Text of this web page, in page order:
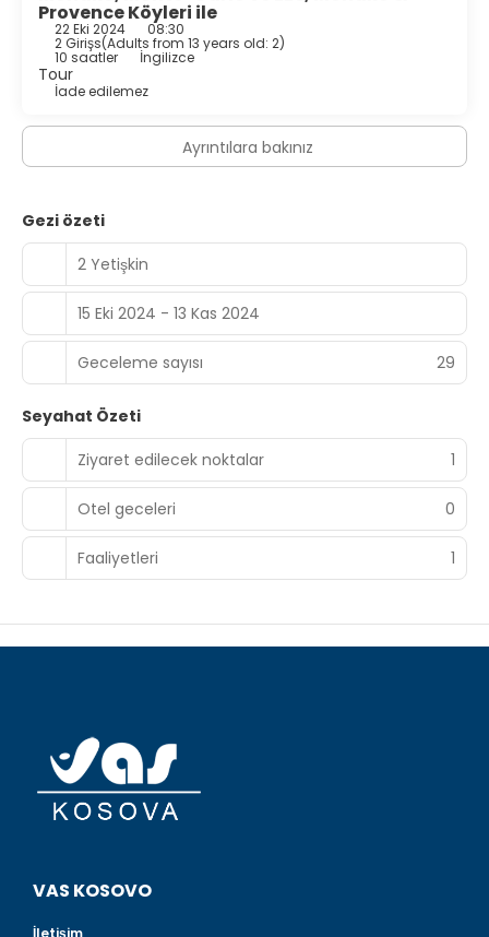
Provence Köyleri ile
22 Eki 2024 08:30
2 Girişs(Adults from 13 years old: 2)
10 saatler İngilizce
Tour
İade edilemez
Ayrıntılara bakınız
Gezi özeti
2 Yetişkin
15 Eki 2024 - 13 Kas 2024
Geceleme sayısı 29
Seyahat Özeti
Ziyaret edilecek noktalar
1
Otel geceleri 0
Faaliyetleri 1
VAS KOSOVO
İletişim